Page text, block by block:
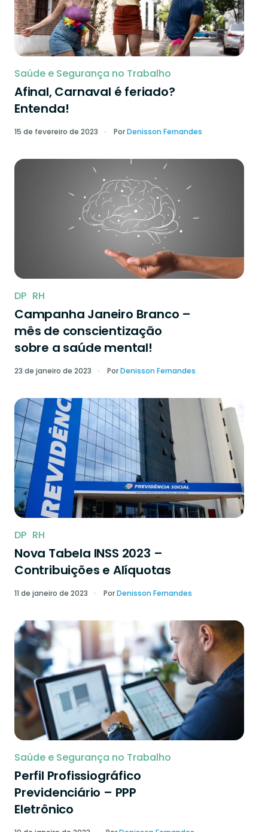
Saúde e Segurança no Trabalho
Afinal, Carnaval é feriado?
Entenda!
15 de fevereiro de 2023 PorDenisson Fernandes
DP RH
Campanha Janeiro Branco –
mês de conscientização
sobre a saúde mental!
23 de janeiro de 2023 PorDenisson Fernandes
DP RH
Nova Tabela INSS 2023 –
Contribuições e Alíquotas
11 de janeiro de 2023 PorDenisson Fernandes
Saúde e Segurança no Trabalho
Perfil Profissiográfico
Previdenciário – PPP
Eletrônico